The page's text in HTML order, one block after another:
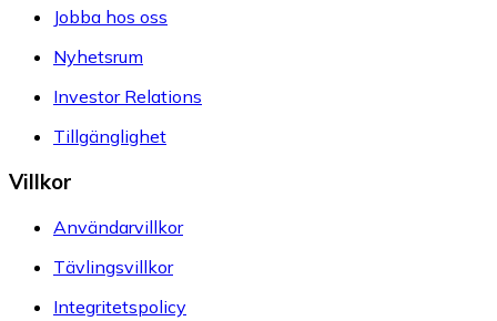
Jobba hos oss
Nyhetsrum
Investor Relations
Tillgänglighet
Villkor
Användarvillkor
Tävlingsvillkor
Integritetspolicy